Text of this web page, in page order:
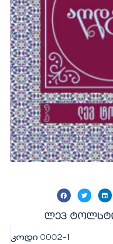
ლევ
კოდი 0002-1